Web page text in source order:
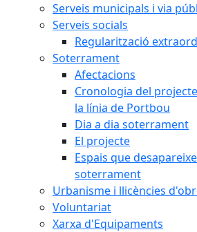
Serveis municipals i via
Serveis socials
Regularització
Soterrament
Afectacions
Cronologia del
la línia de Portbou
Dia a dia soterrament
El projecte
Espais que
soterrament
Urbanisme i llicències
Voluntariat
Xarxa d'Equipaments